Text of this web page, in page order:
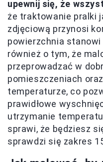
upewnij się, że
że traktowanie pralki
zdjęciową przynosi
powierzchnia
również o tym, że
przeprowadzać w
pomieszczeniach
temperaturze, co
prawidłowe
utrzymanie
sprawi, że będziesz
sprawdzi się zakres